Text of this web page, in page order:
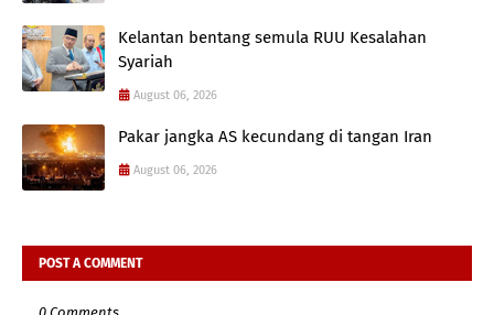
Kelantan bentang semula RUU Kesalahan
Syariah
August 06, 2026
Pakar jangka AS kecundang di tangan Iran
August 06, 2026
POST A COMMENT